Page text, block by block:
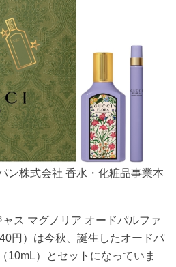
ン株式会社 香水・化粧品事業本
ャス マグノリア オードパルファ
円）は今秋、誕生したオードパ
10mL）とセットになっていま